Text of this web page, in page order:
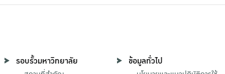
รอบรั้วมหาวิทยาลัย ข้อมูลทั่วไป